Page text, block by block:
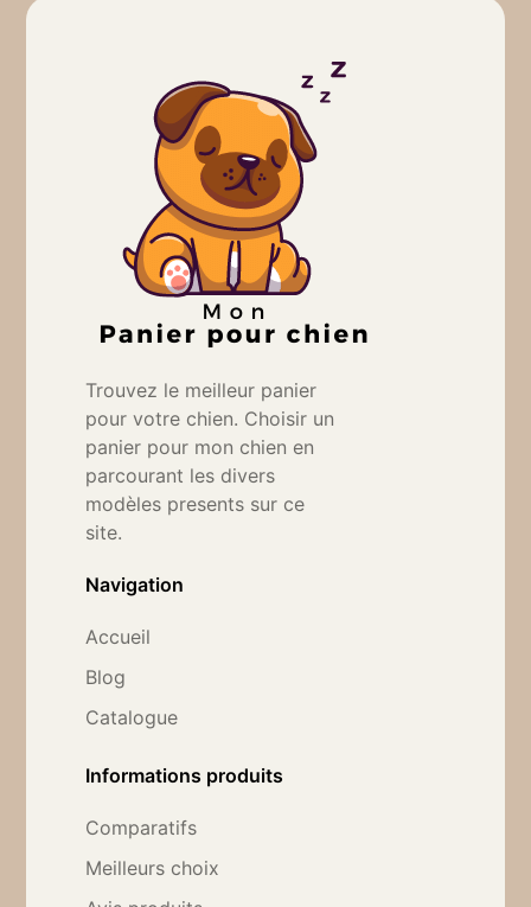
Trouvez le meilleur panier
pour votre chien. Choisir un
panier pour mon chien en
parcourant les divers
modèles presents sur ce
site.
Navigation
Accueil
Blog
Catalogue
Informations produits
Comparatifs
Meilleurs choix